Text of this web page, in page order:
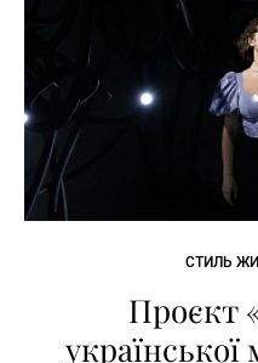
СТИЛЬ
Проєкт